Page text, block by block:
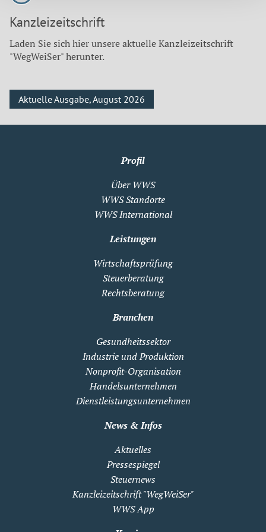
Kanzleizeitschrift
Laden Sie sich hier unsere aktuelle Kanzleizeitschrift
"WegWeiSer" herunter.
Aktuelle Ausgabe, August 2026
Profil
Über WWS
WWS Standorte
WWS International
Leistungen
Wirtschaftsprüfung
Steuerberatung
Rechtsberatung
Branchen
Gesundheitssektor
Industrie und Produktion
Nonprofit-Organisation
Handelsunternehmen
Dienstleistungsunternehmen
News & Infos
Aktuelles
Pressespiegel
Steuernews
Kanzleizeitschrift "WegWeiSer"
WWS App